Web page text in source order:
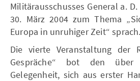
Militärausschusses General a.
30. März 2004 zum Thema
Europa in unruhiger Zeit“ sprach.
Die vierte Veranstaltung der
Gespräche“ bot den
Gelegenheit, sich aus erster